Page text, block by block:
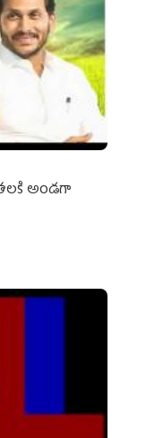
అండగా